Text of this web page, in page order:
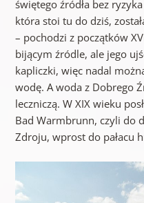
świętego źródła bez
która stoi tu do dziś,
– pochodzi z początków
bijącym źródle, ale jego
kapliczki, więc nadal
wodę. A woda z Dobrego
leczniczą. W XIX wieku
Bad Warmbrunn, czyli do
Zdroju, wprost do pałacu